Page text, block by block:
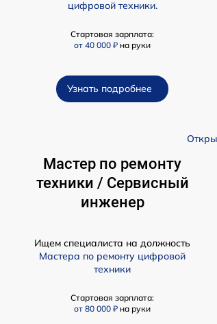
цифровой техники.
Стартовая зарплата:
от 40 000 ₽ на руки
Узнать подробнее
Мастер по ремонту
техники / Сервисный
инженер
Ищем специалиста на должность
Мастера по ремонту цифровой
техники
Стартовая зарплата:
от 80 000 ₽ на руки